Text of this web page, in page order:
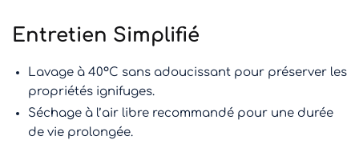
Entretien Simplifié
Lavage à 40°C sans adoucissant pour préserver les
propriétés ignifuges.
Séchage à l’air libre recommandé pour une durée
de vie prolongée.